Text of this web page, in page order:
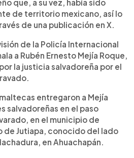
que, a su vez, había sido
de territorio mexicano, así lo
de una publicación en X.
de la Policía Internacional
a Rubén Ernesto Mejía Roque,
la justicia salvadoreña por el
entregaron a Mejía
salvadoreñas en el paso
en el municipio de
de Jutiapa, conocido del lado
en Ahuachapán.